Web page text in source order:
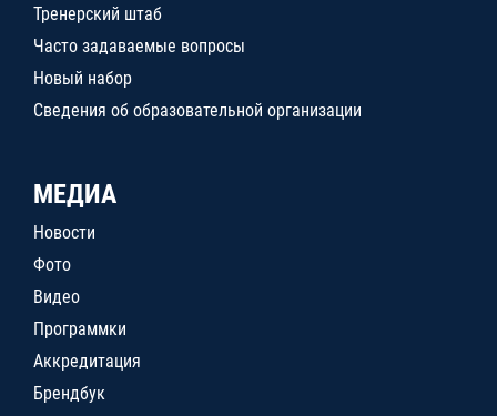
Тренерский штаб
Часто задаваемые вопросы
Новый набор
Сведения об образовательной организации
МЕДИА
Новости
Фото
Видео
Программки
Аккредитация
Брендбук